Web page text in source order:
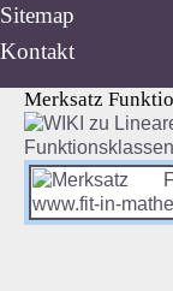
Sitemap
Kontakt
Merksatz